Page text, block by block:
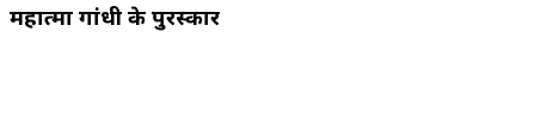
महात्मा गांधी के पुरस्कार